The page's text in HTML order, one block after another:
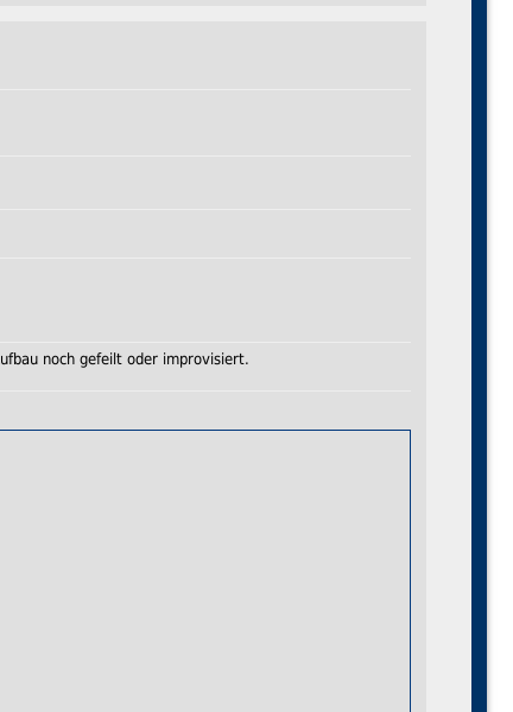
noch gefeilt oder improvisiert.